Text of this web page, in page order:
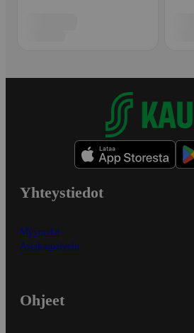
Yhteystiedot
Myymälät
Asiakaspalvelu
Ohjeet